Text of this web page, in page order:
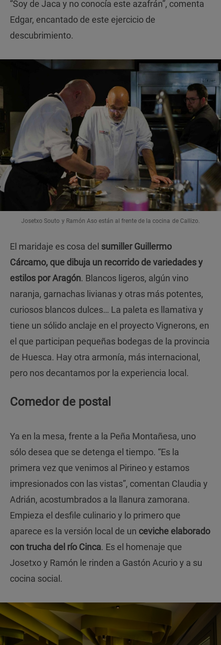
“Soy de Jaca y no conocía este azafrán”, comenta
Edgar, encantado de este ejercicio de
descubrimiento.
Josetxo Souto y Ramón Aso están al frente de la cocina de Callizo.
El maridaje es cosa del sumiller Guillermo
Cárcamo, que dibuja un recorrido de variedades y
estilos por Aragón. Blancos ligeros, algún vino
naranja, garnachas livianas y otras más potentes,
curiosos blancos dulces… La paleta es llamativa y
tiene un sólido anclaje en el proyecto Vignerons, en
el que participan pequeñas bodegas de la provincia
de Huesca. Hay otra armonía, más internacional,
pero nos decantamos por la experiencia local.
Comedor de postal
Ya en la mesa, frente a la Peña Montañesa, uno
sólo desea que se detenga el tiempo. “Es la
primera vez que venimos al Pirineo y estamos
impresionados con las vistas”, comentan Claudia y
Adrián, acostumbrados a la llanura zamorana.
Empieza el desfile culinario y lo primero que
aparece es la versión local de un ceviche elaborado
con trucha del río Cinca. Es el homenaje que
Josetxo y Ramón le rinden a Gastón Acurio y a su
cocina social.